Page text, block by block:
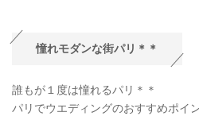
憧れモダンな街パリ＊＊
誰もが１度は憧れるパリ＊＊
パリでウエディングのおすすめポイ